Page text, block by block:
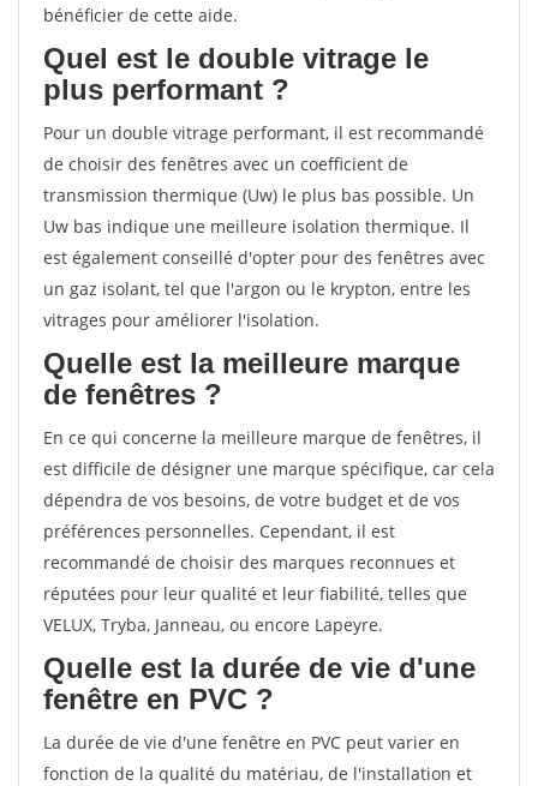
bénéficier de cette aide.
Quel est le double vitrage le
plus performant ?
Pour un double vitrage performant, il est recommandé
de choisir des fenêtres avec un coefficient de
transmission thermique (Uw) le plus bas possible. Un
Uw bas indique une meilleure isolation thermique. Il
est également conseillé d'opter pour des fenêtres avec
un gaz isolant, tel que l'argon ou le krypton, entre les
vitrages pour améliorer l'isolation.
Quelle est la meilleure marque
de fenêtres ?
En ce qui concerne la meilleure marque de fenêtres, il
est difficile de désigner une marque spécifique, car cela
dépendra de vos besoins, de votre budget et de vos
préférences personnelles. Cependant, il est
recommandé de choisir des marques reconnues et
réputées pour leur qualité et leur fiabilité, telles que
VELUX, Tryba, Janneau, ou encore Lapeyre.
Quelle est la durée de vie d'une
fenêtre en PVC ?
La durée de vie d'une fenêtre en PVC peut varier en
fonction de la qualité du matériau, de l'installation et